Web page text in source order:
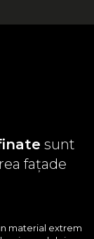
sunt
fațade
material extrem